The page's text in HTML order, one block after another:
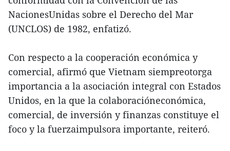
NacionesUnidas sobre el Derecho del Mar
(UNCLOS) de 1982, enfatizó.
Con respecto a la cooperación económica y
comercial, afirmó que Vietnam siempreotorga
importancia a la asociación integral con Estados
Unidos, en la que la colaboracióneconómica,
comercial, de inversión y finanzas constituye el
foco y la fuerzaimpulsora importante, reiteró.